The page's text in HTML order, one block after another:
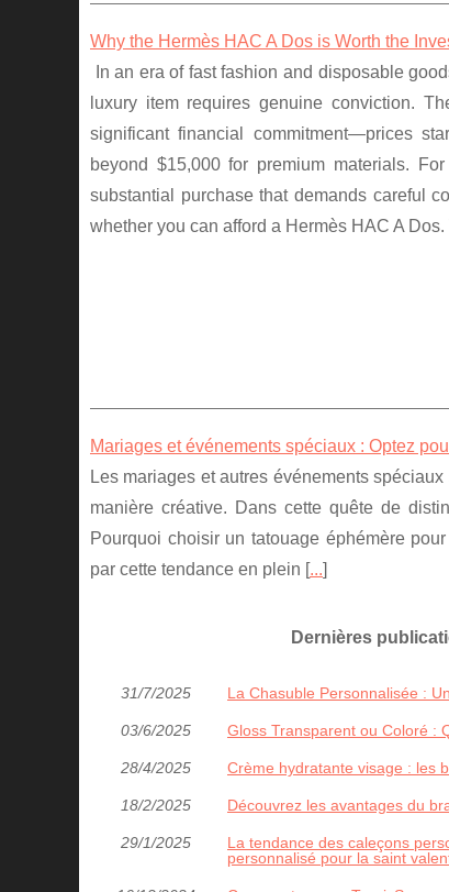
Why the Hermès HAC A Dos is Worth the
In an era of fast fashion and disposable
luxury item requires genuine conviction.
significant financial commitment—prices
beyond $15,000 for premium materials.
substantial purchase that demands careful
whether you can afford a Hermès HAC A
Mariages et événements spéciaux : Optez
Les mariages et autres événements
manière créative. Dans cette quête de
Pourquoi choisir un tatouage éphémère
par cette tendance en plein [...]
Dernières
31/7/2025 La Chasuble Personnalisée :
03/6/2025 Gloss Transparent ou Coloré :
28/4/2025 Crème hydratante visage : les
18/2/2025 Découvrez les avantages du
29/1/2025
La tendance des caleçons
personnalisé pour la saint